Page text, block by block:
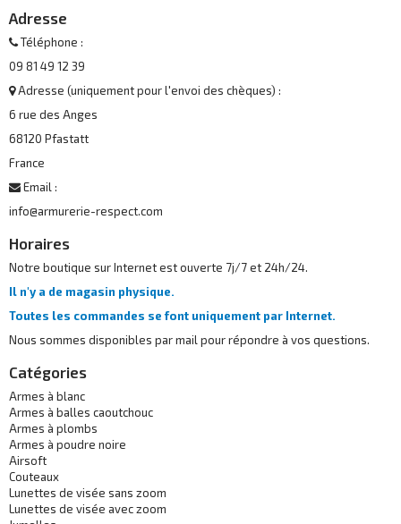
Adresse
Téléphone :
09 81 49 12 39
Adresse (uniquement pour l'envoi des chèques) :
6 rue des Anges
68120 Pfastatt
France
Email :
info@armurerie-respect.com
Horaires
Notre boutique sur Internet est ouverte 7j/7 et 24h/24.
Il n'y a de magasin physique.
Toutes les commandes se font uniquement par Internet.
Nous sommes disponibles par mail pour répondre à vos questions.
Catégories
Armes à blanc
Armes à balles caoutchouc
Armes à plombs
Armes à poudre noire
Airsoft
Couteaux
Lunettes de visée sans zoom
Lunettes de visée avec zoom